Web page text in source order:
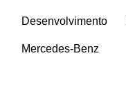
Desenvolvimento
Mercedes-Benz